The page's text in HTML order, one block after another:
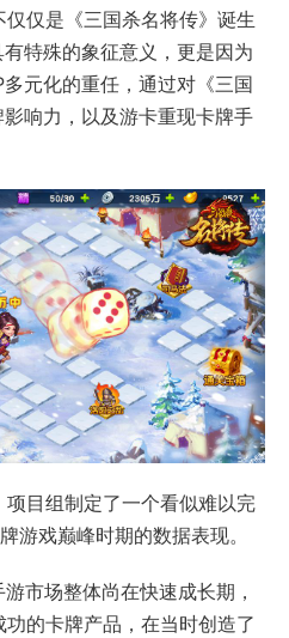
仅是《三国杀名将传》诞生
特殊的象征意义，更是因为
元化的重任，通过对《三国
响力，以及游卡重现卡牌手
目组制定了一个看似难以完
戏巅峰时期的数据表现。
市场整体尚在快速成长期，
的卡牌产品，在当时创造了